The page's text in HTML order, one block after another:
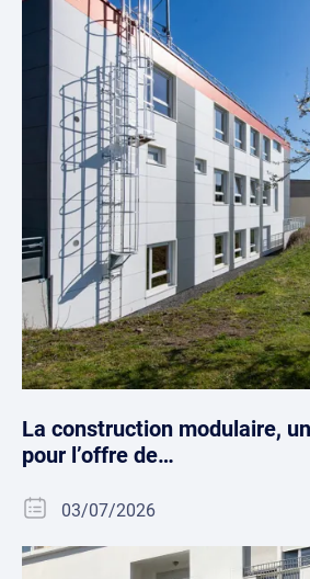
La construction modulaire,
pour l’offre de…
03/07/2026